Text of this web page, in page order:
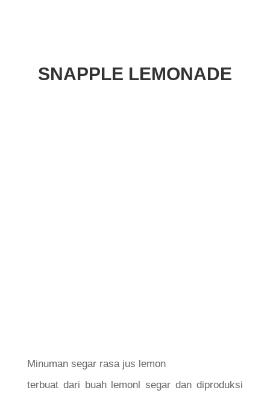
SNAPPLE LEMONADE
Minuman segar rasa jus lemon
terbuat dari buah lemonl segar dan diproduksi